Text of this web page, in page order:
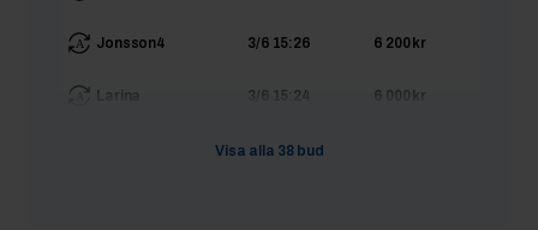
Jonsson4 3/6 15:26 6 200 kr
Larina 3/6 15:24 6 000 kr
3/6 15:24
Visa alla 38bud